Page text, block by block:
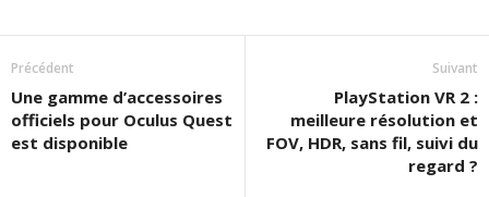
Précédent
Une gamme d’accessoires
officiels pour Oculus Quest
est disponible
Suivant
PlayStation VR 2 :
meilleure résolution et
FOV, HDR, sans fil, suivi du
regard ?